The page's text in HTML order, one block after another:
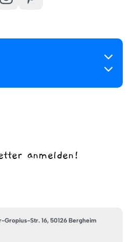
anmelden!
Gropius-Str. 16, 50126 Bergheim